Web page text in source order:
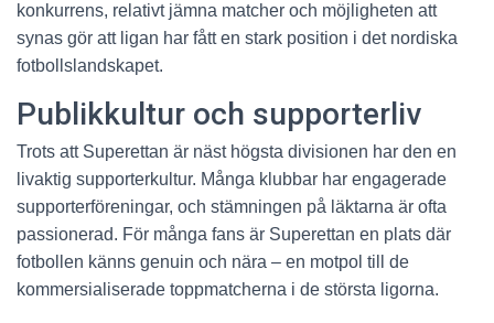
konkurrens, relativt jämna matcher och möjligheten att
synas gör att ligan har fått en stark position i det nordiska
fotbollslandskapet.
Publikkultur och supporterliv
Trots att Superettan är näst högsta divisionen har den en
livaktig supporterkultur. Många klubbar har engagerade
supporterföreningar, och stämningen på läktarna är ofta
passionerad. För många fans är Superettan en plats där
fotbollen känns genuin och nära – en motpol till de
kommersialiserade toppmatcherna i de största ligorna.